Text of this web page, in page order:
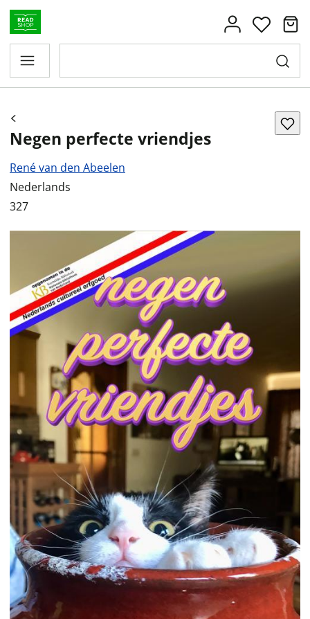
Negen perfecte vriendjes
René van den Abeelen
Nederlands
327